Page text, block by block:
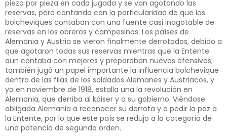
pieza por pieza en cada jugada y se van agotando las
reservas, pero contando con la particularidad de que los
bolcheviques contaban con una fuente casi inagotable de
reservas en los obreros y campesinos. Los países de
Alemania y Austria se vieron finalmente derrotados, debido a
que agotaron todas sus reservas mientras que la Entente
aun contaba con mejores y preparaban nuevas ofensivas;
también jugó un papel importante la influencia bolchevique
dentro de las filas de los soldados Alemanes y Austriacos, y
ya en noviembre de 1918, estalla una la revolución en
Alemania, que derriba al káiser y a su gobierno. Viéndose
obligada Alemania a reconocer su derrota y a pedir la paz a
la Entente, por lo que este país se redujo a la categoría de
una potencia de segundo orden.